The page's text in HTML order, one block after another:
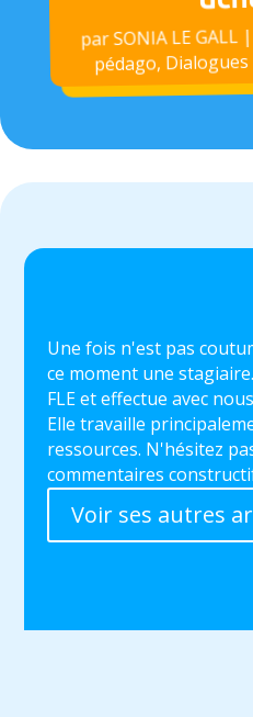
parSONIA LE GALL|
pédago, Dialogues
Une fois n'est pas
ce moment une
FLE et effectue avec
Elle travaille
ressources. N'hésitez
commentaires
Voir ses autres